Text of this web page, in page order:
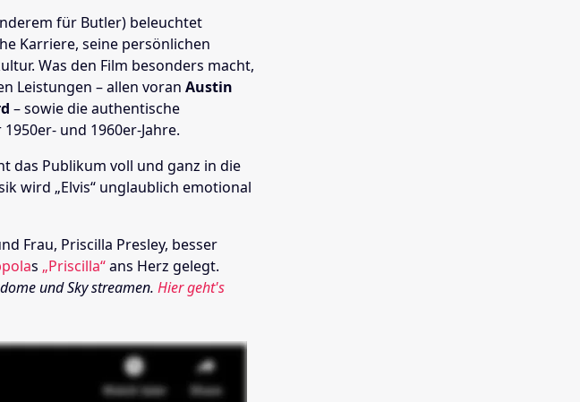
für Butler) beleuchtet
Karriere, seine persönlichen
Was den Film besonders macht,
Leistungen –allen voran Austin
–sowie die authentische
und 1960er-Jahre.
das Publikum voll und ganz in die
wird „Elvis“ unglaublich emotional
Frau, Priscilla Presley, besser
s „Priscilla“ans Herz gelegt.
und Sky streamen. Hier geht's